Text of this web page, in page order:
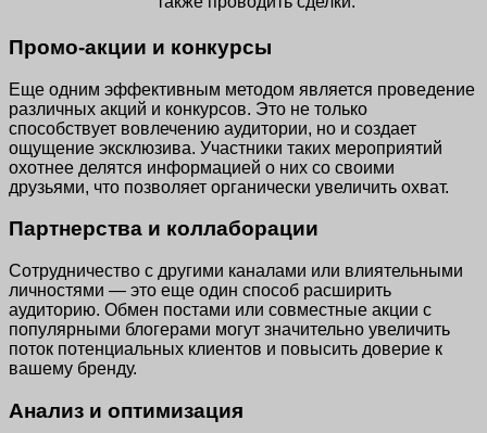
Промо-акции и конкурсы
Еще одним эффективным методом является проведение
различных акций и конкурсов. Это не только
способствует вовлечению аудитории, но и создает
ощущение эксклюзива. Участники таких мероприятий
охотнее делятся информацией о них со своими
друзьями, что позволяет органически увеличить охват.
Партнерства и коллаборации
Сотрудничество с другими каналами или влиятельными
личностями — это еще один способ расширить
аудиторию. Обмен постами или совместные акции с
популярными блогерами могут значительно увеличить
поток потенциальных клиентов и повысить доверие к
вашему бренду.
Анализ и оптимизация